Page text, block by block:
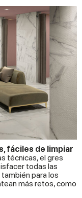
fáciles de limpiar
técnicas, el gres
todas las
para los
más retos, como